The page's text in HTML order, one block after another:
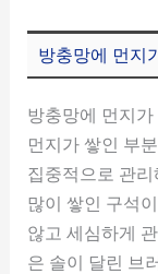
방충망에 먼지
방충망에 먼지
먼지가 쌓인 부
집중적으로 관
많이 쌓인 구석
않고 세심하게
은 솔이 달린 브